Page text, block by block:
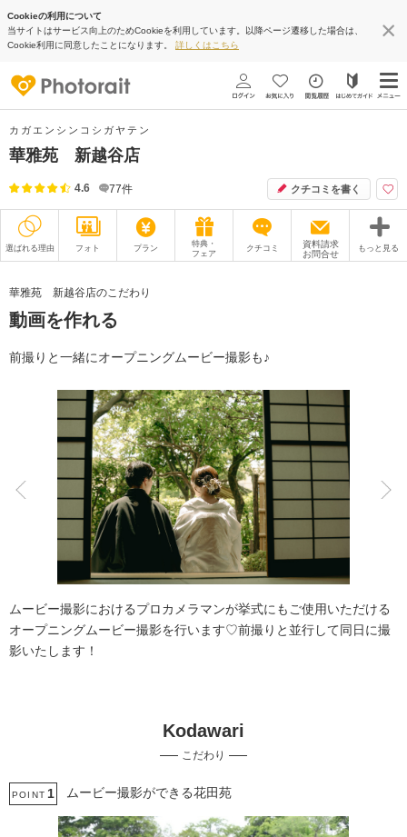
Cookieの利用について
当サイトはサービス向上のためCookieを利用しています。以降ページ遷移した場合は、
Cookie利用に同意したことになります。 詳しくはこちら
カガエンシンコシガヤテン
華雅苑 新越谷店
4.6 77件 クチコミを書く
選ばれる理由 フォト プラン
特典・
フェア
クチコミ
資料請求
お問合せ
もっと見る
衣装
オプション ブログ
アクセス/TEL スタジオトップ
こだわりポイント
豊富な色打掛・着物 土日同一料金
豊富なドレス
ペットと撮影
事前来店なしで撮影
豊富な白無垢
華雅苑 新越谷店のこだわり
動画を作れる
前撮りと一緒にオープニングムービー撮影も♪
ムービー撮影におけるプロカメラマンが挙式にもご使用いただける
オープニングムービー撮影を行います♡前撮りと並行して同日に撮
影いたします！
Kodawari
こだわり
POINT 1 ムービー撮影ができる花田苑